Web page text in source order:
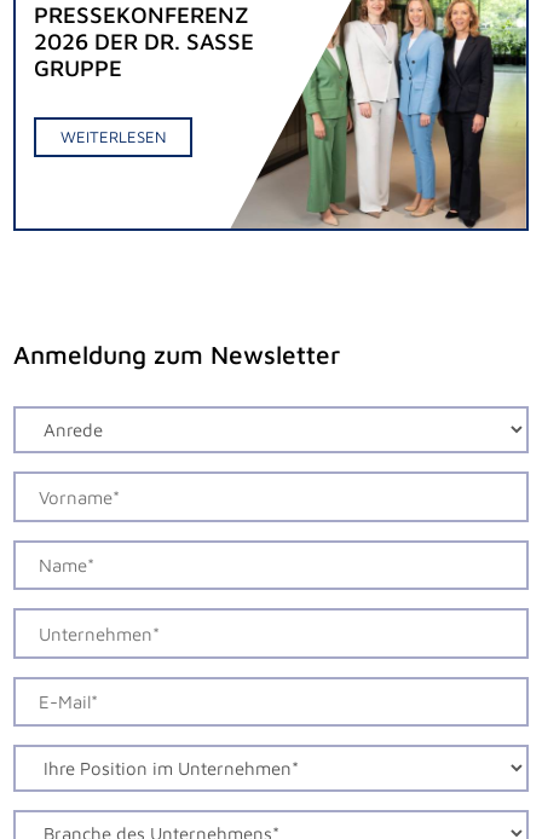
PRESSEKONFERENZ
2026 DER DR. SASSE
GRUPPE
WEITERLESEN
Anmeldung zum Newsletter